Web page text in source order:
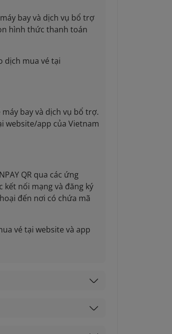
bay và dịch vụ bổ trợ
hình thức thanh toán
dịch mua vé tại
bay và dịch vụ bổ trợ.
website/app của Vietnam
QR qua các ứng
nối mạng và đăng ký
đến nơi có chứa mã
vé tại website và app